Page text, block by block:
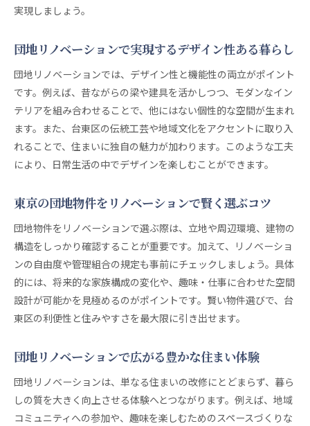
実現しましょう。
団地リノベーションで実現するデザイン性ある暮らし
団地リノベーションでは、デザイン性と機能性の両立がポイント
です。例えば、昔ながらの梁や建具を活かしつつ、モダンなイン
テリアを組み合わせることで、他にはない個性的な空間が生まれ
ます。また、台東区の伝統工芸や地域文化をアクセントに取り入
れることで、住まいに独自の魅力が加わります。このような工夫
により、日常生活の中でデザインを楽しむことができます。
東京の団地物件をリノベーションで賢く選ぶコツ
団地物件をリノベーションで選ぶ際は、立地や周辺環境、建物の
構造をしっかり確認することが重要です。加えて、リノベーショ
ンの自由度や管理組合の規定も事前にチェックしましょう。具体
的には、将来的な家族構成の変化や、趣味・仕事に合わせた空間
設計が可能かを見極めるのがポイントです。賢い物件選びで、台
東区の利便性と住みやすさを最大限に引き出せます。
団地リノベーションで広がる豊かな住まい体験
団地リノベーションは、単なる住まいの改修にとどまらず、暮ら
しの質を大きく向上させる体験へとつながります。例えば、地域
コミュニティへの参加や、趣味を楽しむためのスペースづくりな